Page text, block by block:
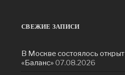
СВЕЖИЕ ЗАПИСИ
В Москве состоялось
«Баланс» 07.08.2026